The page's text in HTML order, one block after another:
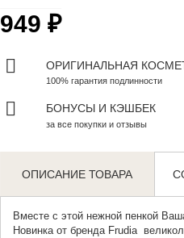
949 ₽
ОРИГИНАЛЬНАЯ
100% гарантия подлинности
БОНУСЫ И КЭШБЕК
за все покупки и отзывы
ОПИСАНИЕ ТОВАРА
Вместе с этой нежной пенкой
Новинка от брендаFrudia